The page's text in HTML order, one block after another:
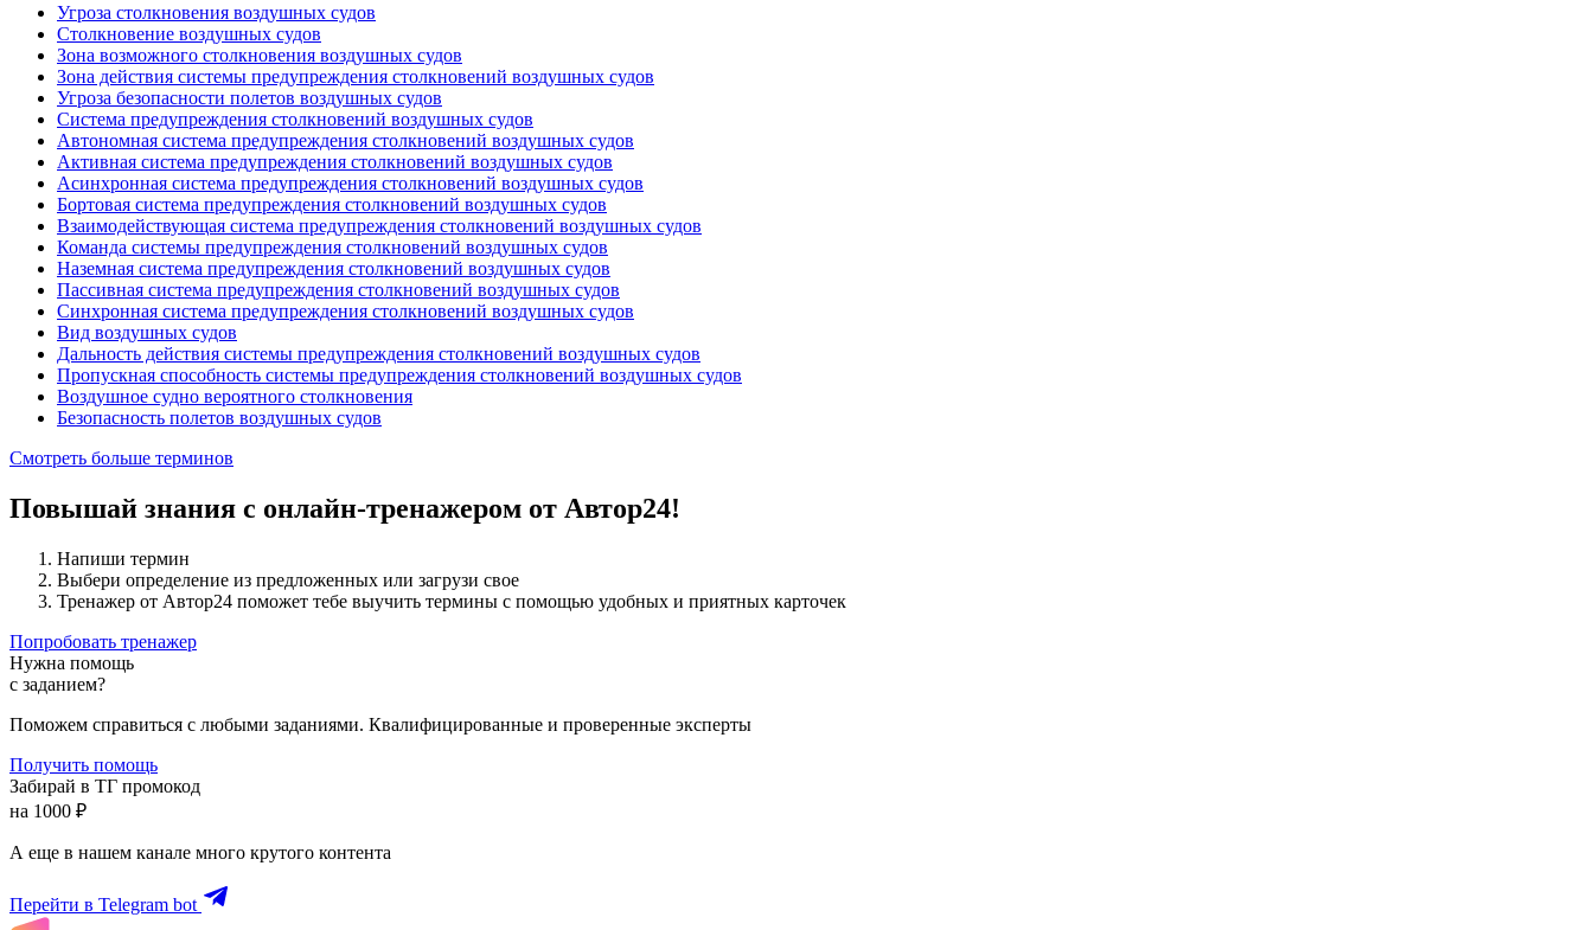
Угроза столкновения воздушных судов
Столкновение воздушных судов
Зона возможного столкновения воздушных судов
Зона действия системы предупреждения столкновений воздушных судов
Угроза безопасности полетов воздушных судов
Система предупреждения столкновений воздушных судов
Автономная система предупреждения столкновений воздушных судов
Активная система предупреждения столкновений воздушных судов
Асинхронная система предупреждения столкновений воздушных судов
Бортовая система предупреждения столкновений воздушных судов
Взаимодействующая система предупреждения столкновений воздушных судов
Команда системы предупреждения столкновений воздушных судов
Наземная система предупреждения столкновений воздушных судов
Пассивная система предупреждения столкновений воздушных судов
Синхронная система предупреждения столкновений воздушных судов
Вид воздушных судов
Дальность действия системы предупреждения столкновений воздушных судов
Пропускная способность системы предупреждения столкновений воздушных судов
Воздушное судно вероятного столкновения
Безопасность полетов воздушных судов
Смотреть больше терминов
Повышай знания с онлайн-тренажером от Автор24!
Напиши термин
Выбери определение из предложенных или загрузи свое
Тренажер от Автор24 поможет тебе выучить термины с помощью удобных и приятных карточек
Попробовать тренажер
Нужна помощь
с заданием?
Поможем справиться с любыми заданиями. Квалифицированные и проверенные эксперты
Получить помощь
Забирай в ТГ промокод
на 1000 ₽
А еще в нашем канале много крутого контента
Перейти в Telegram bot